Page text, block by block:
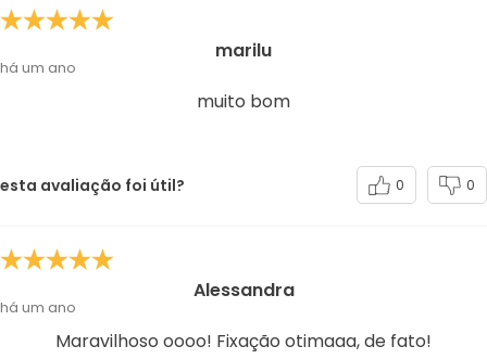
marilu
há um ano
muito bom
esta avaliação foi útil? 0 0
Alessandra
há um ano
Maravilhoso oooo! Fixação otimaaa, de fato!